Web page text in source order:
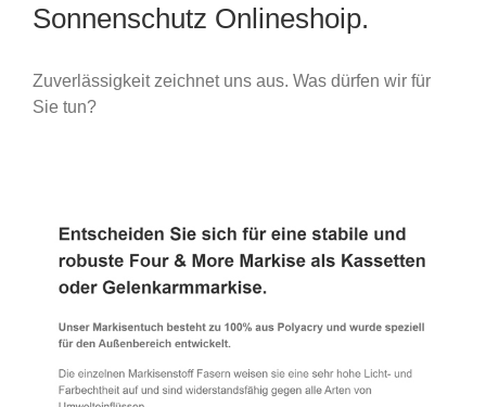
Sonnenschutz Onlineshoip.
Zuverlässigkeit zeichnet uns aus. Was dürfen wir für
Sie tun?